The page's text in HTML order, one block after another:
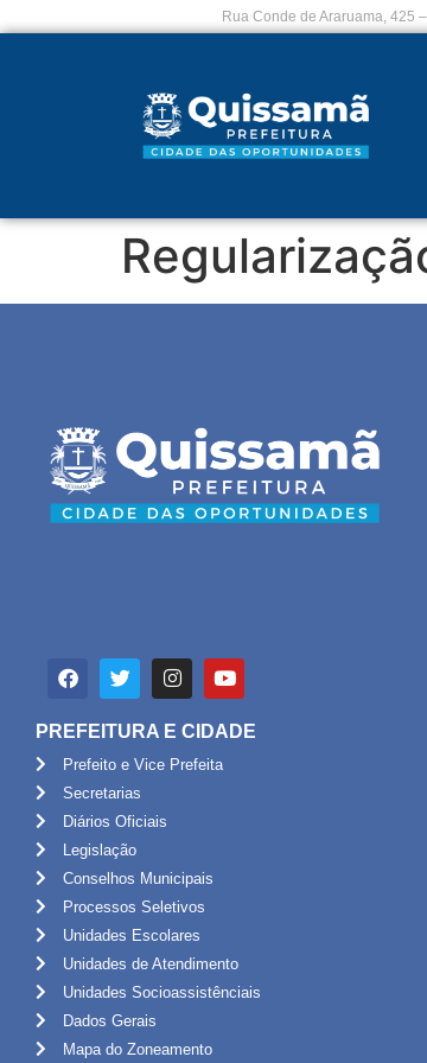
Rua Conde de Araruama, 425
PREFEITURA E CIDADE
Prefeito e Vice Prefeita
Secretarias
Diários Oficiais
Legislação
Conselhos Municipais
Processos Seletivos
Unidades Escolares
Unidades de Atendimento
Unidades Socioassistênciais
Dados Gerais
Mapa do Zoneamento